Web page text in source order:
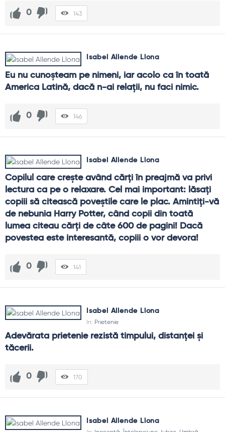
0 143
Isabel Allende Llona
Eu nu cunoşteam pe nimeni, iar acolo ca în toată
America Latină, dacă n-ai relaţii, nu faci nimic.
0 146
Isabel Allende Llona
Copilul care creşte având cărţi în preajmă va privi
lectura ca pe o relaxare. Cel mai important: lăsaţi
copiii să citească poveştile care le plac. Amintiţi-vă
de nebunia Harry Potter, când copii din toată
lumea citeau cărţi de câte 600 de pagini! Dacă
povestea este interesantă, copiii o vor devora!
0 141
Isabel Allende Llona
In: Prietenie
Adevărata prietenie rezistă timpului, distanţei şi
tăcerii.
0 170
Isabel Allende Llona